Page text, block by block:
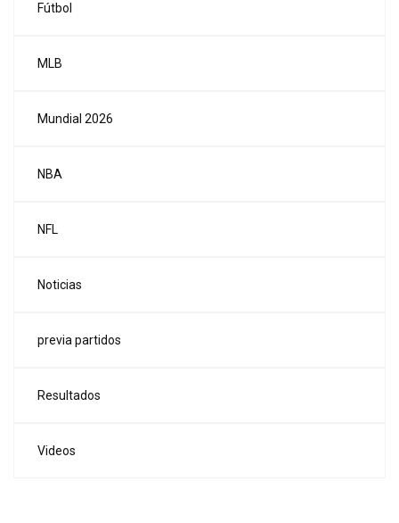
Fútbol
MLB
Mundial 2026
NBA
NFL
Noticias
previa partidos
Resultados
Videos